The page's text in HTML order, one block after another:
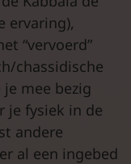
ervaring),
“vervoerd”
chassidische
mee bezig
je fysiek in de
andere
al een ingebed